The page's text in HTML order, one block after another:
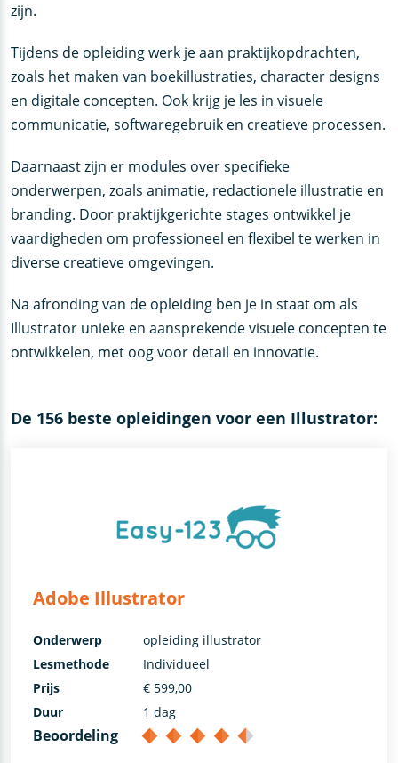
zijn.
Tijdens de opleiding werk je aan praktijkopdrachten,
zoals het maken van boekillustraties, character designs
en digitale concepten. Ook krijg je les in visuele
communicatie, softwaregebruik en creatieve processen.
Daarnaast zijn er modules over specifieke
onderwerpen, zoals animatie, redactionele illustratie en
branding. Door praktijkgerichte stages ontwikkel je
vaardigheden om professioneel en flexibel te werken in
diverse creatieve omgevingen.
Na afronding van de opleiding ben je in staat om als
Illustrator unieke en aansprekende visuele concepten te
ontwikkelen, met oog voor detail en innovatie.
De 156 beste opleidingen voor een Illustrator:
Adobe Illustrator
Onderwerp
opleiding illustrator
Lesmethode
Individueel
Prijs
€ 599,00
Duur
1 dag
Beoordeling